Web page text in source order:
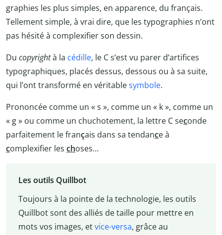
graphies les plus simples, en apparence, du français.
Tellement simple, à vrai dire, que les typographies n’ont
pas hésité à complexifier son dessin.
Du copyrightà la cédille, le C s’est vu parer d’artifices
typographiques, placés dessus, dessous ou à sa suite,
qui l’ont transformé en véritablesymbole.
Prononcée comme un « s », comme un « k », comme un
« g » ou comme un chuchotement, la lettre C seconde
parfaitement le français dans sa tendance à
complexifier les choses…
Les outils Quillbot
Toujours à la pointe de la technologie, les outils
Quillbot sont des alliés de taille pour mettre en
mots vos images, etvice-versa, grâce au